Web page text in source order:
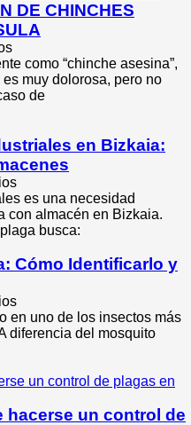
DE CHINCHES
como “chinche asesina”,
es muy dolorosa, pero no
de
en Bizkaia:
es una necesidad
con almacén en Bizkaia.
busca:
Cómo Identificarlo y
en uno de los insectos más
diferencia del mosquito
hacerse un control de